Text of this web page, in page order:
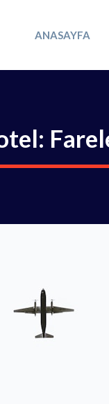
ANASAYFA